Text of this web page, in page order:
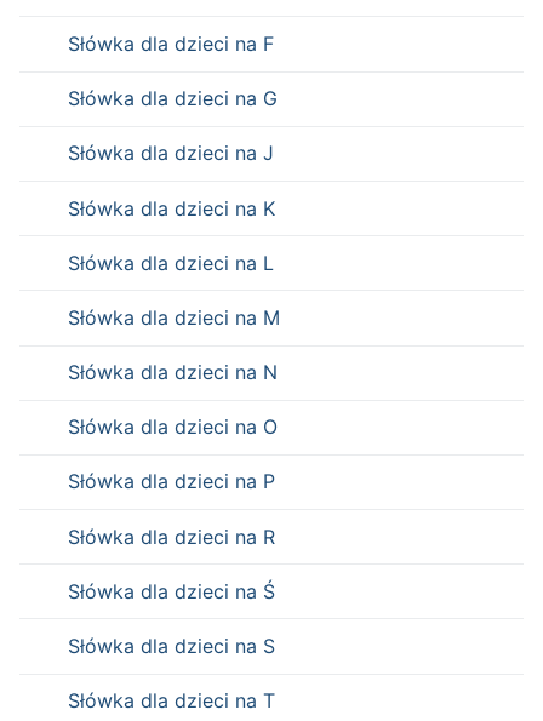
Słówka dla dzieci na F
Słówka dla dzieci na G
Słówka dla dzieci na J
Słówka dla dzieci na K
Słówka dla dzieci na L
Słówka dla dzieci na M
Słówka dla dzieci na N
Słówka dla dzieci na O
Słówka dla dzieci na P
Słówka dla dzieci na R
Słówka dla dzieci na Ś
Słówka dla dzieci na S
Słówka dla dzieci na T